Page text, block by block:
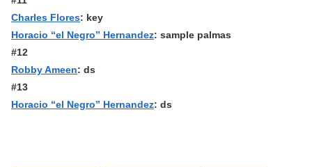
Charles Flores: key
Horacio “el Negro” Hernandez: sample palmas
#12
Robby Ameen: ds
#13
Horacio “el Negro” Hernandez: ds